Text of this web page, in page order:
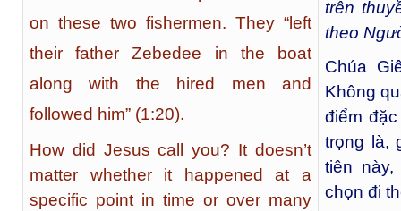
on these two fishermen. They “left
their father Zebedee in the boat
along with the hired men and
followed him” (1:20).
How did Jesus call you? It doesn’t
matter whether it happened at a
specific point in time or over many
trên
theo
Chúa
Không
điểm
trọng là,
tiên
chọn đi